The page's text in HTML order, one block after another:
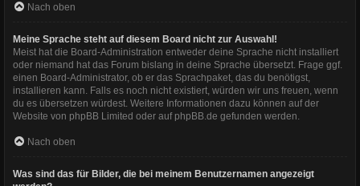
Nach oben
Meine Sprache steht auf diesem Board nicht zur Auswahl!
Meist hat die Board-Administration entweder deine Sprache nicht installiert
oder niemand hat das Forum bislang in deine Sprache übersetzt. Frage ggf.
einen Board-Administrator, ob er das Sprachpaket, das du benötigst,
installieren kann. Falls es noch nicht existiert, würden wir uns freuen, wenn
du es übersetzen würdest. Weitere Informationen dazu können auf der
Website von phpBB Limited oder auf phpBB.de gefunden werden.
Nach oben
Was sind das für Bilder, die bei meinem Benutzernamen angezeigt